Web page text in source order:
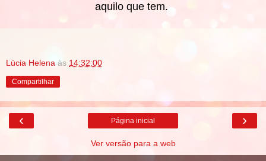
aquilo que tem.
Lúcia Helena às 14:32:00
Compartilhar
‹ ›
Página inicial
Ver versão para a web